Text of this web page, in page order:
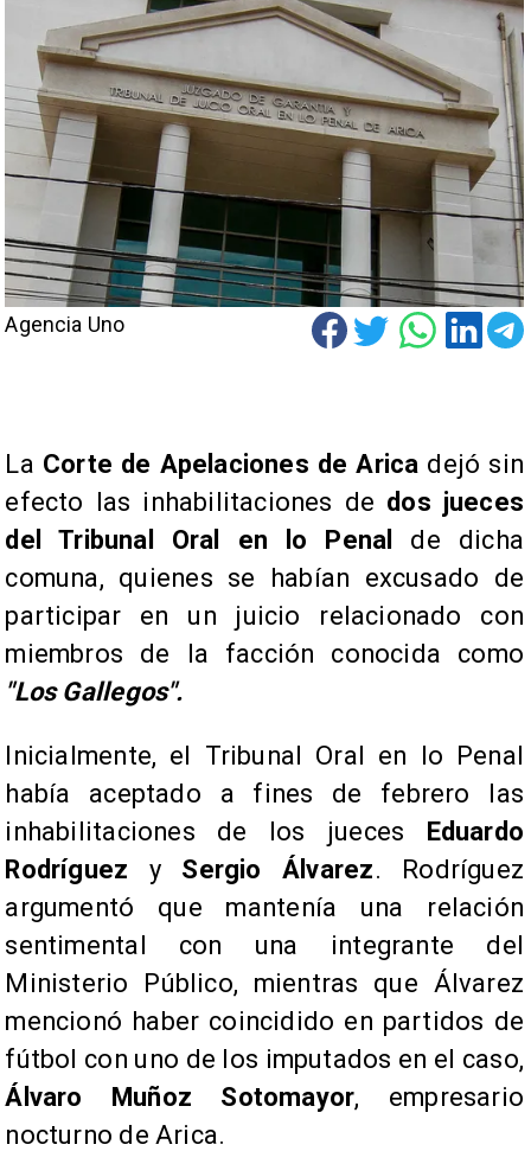
Agencia Uno
La Corte de Apelaciones de Arica dejó sin
efecto las inhabilitaciones de dos jueces
del Tribunal Oral en lo Penal
de dicha
comuna, quienes se habían excusado de
participar en un juicio relacionado con
miembros de la facción conocida como
"Los Gallegos".
​Inicialmente, el Tribunal Oral en lo Penal
había aceptado a fines de febrero las
inhabilitaciones de los jueces Eduardo
Rodríguez y Sergio Álvarez. Rodríguez
argumentó que mantenía una relación
sentimental
con una integrante del
Ministerio Público, mientras que Álvarez
mencionó haber coincidido en partidos de
fútbol con uno de los imputados en el caso,
Álvaro Muñoz Sotomayor, empresario
nocturno de Arica.